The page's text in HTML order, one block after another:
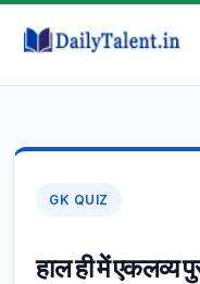
GK QUIZ
हाल ही में एकलव्य